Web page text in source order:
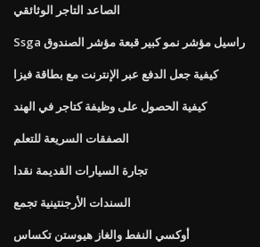
الصاعد التاجر الوثائقي
Ssga راسيل مؤشر نمو كبير قبعة مؤشر الصندوق
كيفية جعل الدفع عبر الإنترنت مع بطاقة فيزا
كيفية الحصول على وظيفة كتاجر في الهند
الصفقات السريعة للتعلم
تجارة السيارات القديمة نقدا
السندات الأرجنتينية تجمع
أوكسي النفط والغاز هيوستن تكساس